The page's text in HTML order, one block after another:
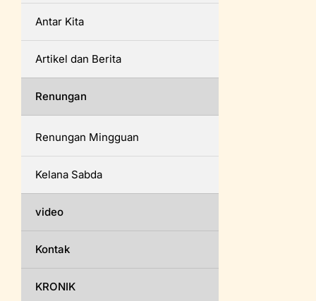
Antar Kita
Artikel dan Berita
Renungan
Renungan Mingguan
Kelana Sabda
video
Kontak
KRONIK